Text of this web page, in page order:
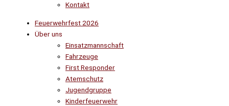
Kontakt
Feuerwehrfest 2026
Über uns
Einsatzmannschaft
Fahrzeuge
First Responder
Atemschutz
Jugendgruppe
Kinderfeuerwehr